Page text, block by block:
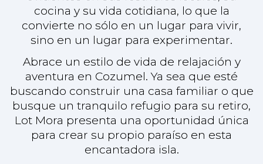
Póngase en contacto con nosotros para
explorar las posibilidades que le ofrece
Lot Mora y empezar a planear su futuro
$50.000 USD
MÁS INFORMACIÓN